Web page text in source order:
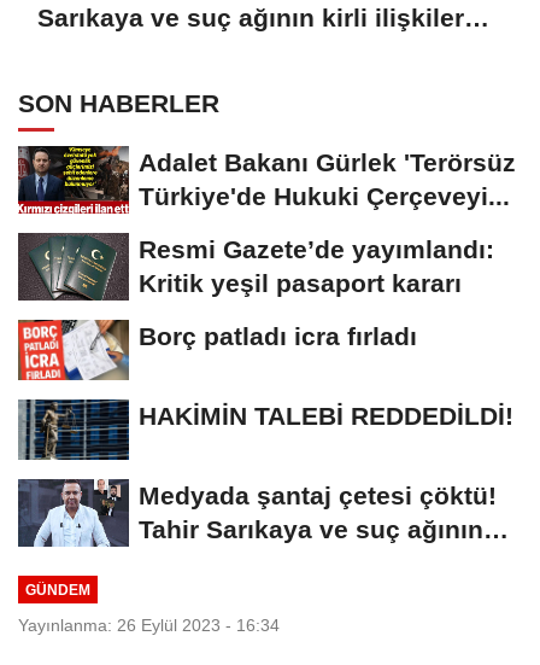
Sarıkaya ve suç ağının kirli ilişkiler
SON HABERLER
Adalet Bakanı Gürlek 'Terörsüz
Türkiye'de Hukuki Çerçeveyi...
Resmi Gazete’de yayımlandı:
Kritik yeşil pasaport kararı
Borç patladı icra fırladı
HAKİMİN TALEBİ REDDEDİLDİ!
Medyada şantaj çetesi çöktü!
Tahir Sarıkaya ve suç ağının
GÜNDEM
Yayınlanma: 26 Eylül 2023 - 16:34